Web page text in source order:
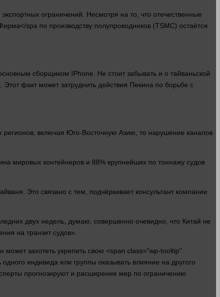
ограничений. Несмотря на то, что отечественные
spa по производству полупроводников (TSMC) остаётся
сборщиком IPhone. Не стоит забывать и о тайваньской
. Этот факт может затруднить действия Пекина по борьбе с
регионов, включая Юго-Восточную Азию, то нарушение каналов
мировых контейнеров и 88% крупнейших по тоннажу судов
Это связано с тем, подчёркивает консультант компании
двух недель, думаю , совершенно очевидно, что Китай не
на транзит судов».
может захотеть укрепить свою <span class="wp-tooltip"
индивида или группы оказывать влияние на другого
прогнозируют и расширение мер по ограничению